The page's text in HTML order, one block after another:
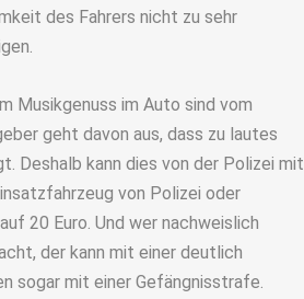
des Fahrers nicht zu sehr
Musikgenuss im Auto sind vom
geht davon aus, dass zu lautes
Deshalb kann dies von der Polizei mit
von Polizei oder
20 Euro. Und wer nachweislich
der kann mit einer deutlich
sogar mit einer Gefängnisstrafe.